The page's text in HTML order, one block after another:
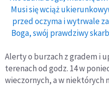
Musi się wciąż
przed oczyma i wytrwale
Boga, swój prawdziwy
Alerty o burzach z gradem i
terenach od godz. 14 w
wieczornych, a w niektórych